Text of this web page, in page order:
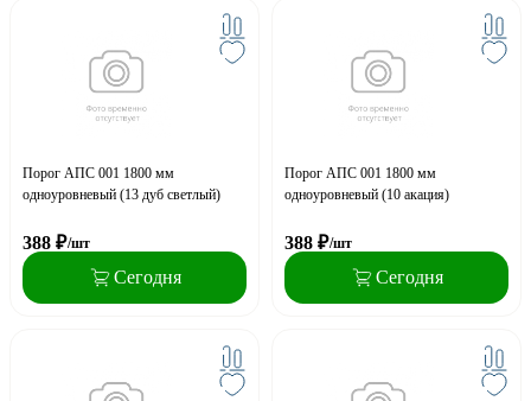
Порог АПС 001 1800 мм
одноуровневый (13 дуб светлый)
388 ₽/шт
Сегодня
Порог АПС 001 1800 мм
одноуровневый (10 акация)
388 ₽/шт
Сегодня